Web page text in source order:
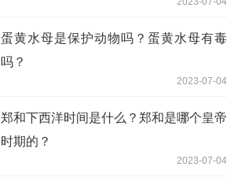
蛋黄水母是保护动物吗？蛋黄水母有毒
吗？
2023-07-04
郑和下西洋时间是什么？郑和是哪个皇帝
时期的？
2023-07-04